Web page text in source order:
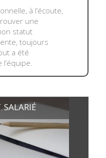
à l’écoute,
une
statut
toujours
a été
,SALARIÉ